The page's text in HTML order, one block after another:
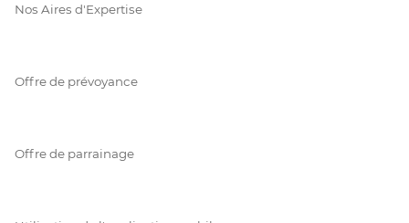
Nos Aires d'Expertise
Offre de prévoyance
Offre de parrainage